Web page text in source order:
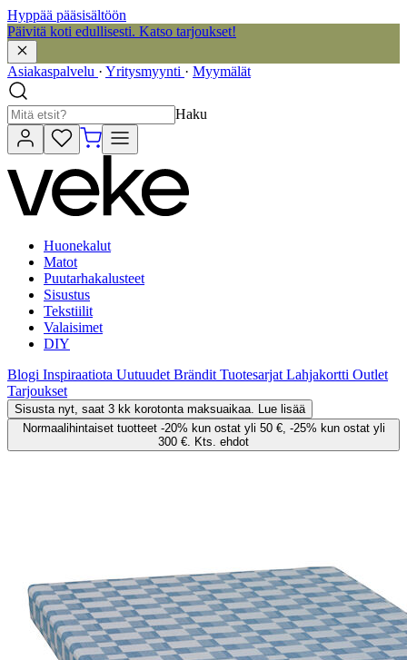
Hyppää pääsisältöön
Päivitä koti edullisesti. Katso tarjoukset!
Asiakaspalvelu · Yritysmyynti · Myymälät
Haku
Huonekalut
Matot
Puutarhakalusteet
Sisustus
Tekstiilit
Valaisimet
DIY
Blogi Inspiraatiota Uutuudet Brändit Tuotesarjat Lahjakortti Outlet
Tarjoukset
Sisusta nyt, saat 3 kk korotonta maksuaikaa. Lue lisää
Normaalihintaiset tuotteet -20% kun ostat yli 50 €, -25% kun ostat yli
300 €. Kts. ehdot